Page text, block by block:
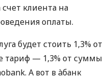
клиента на
оплаты.
будет стоить 1,3% от
тариф — 1,3% от суммы
А вот в àбанк